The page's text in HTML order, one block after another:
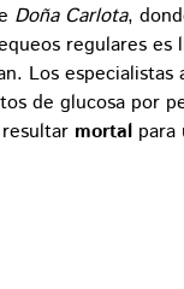
Doña Carlota,
regulares es
Los especialistas
de glucosa por
mortal para